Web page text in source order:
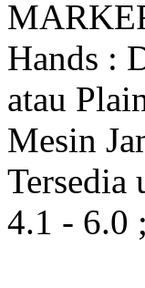
Hands :
atau
Mesin
Tersedia
4.1 - 6.0